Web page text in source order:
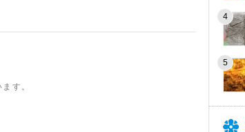
す。